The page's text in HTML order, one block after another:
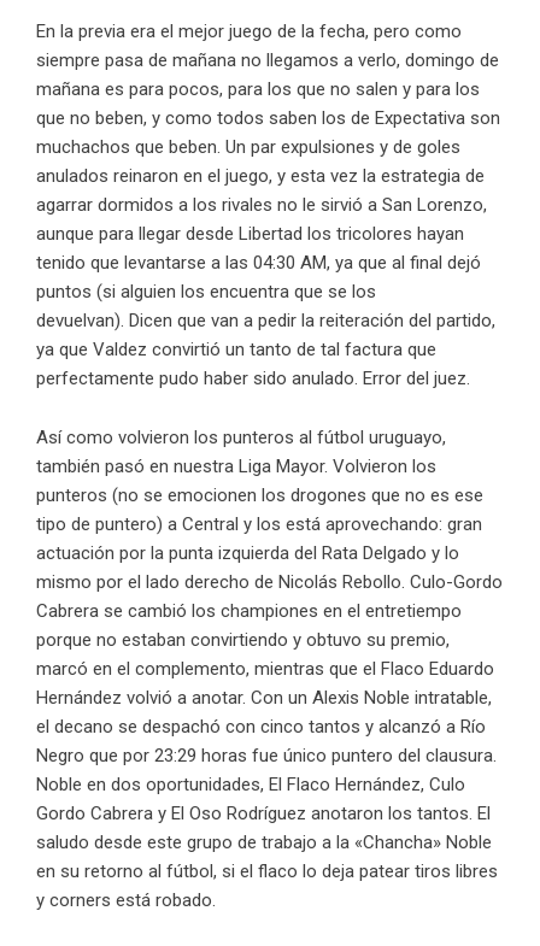
En la previa era el mejor juego de la fecha, pero como
siempre pasa de mañana no llegamos a verlo, domingo de
mañana es para pocos, para los que no salen y para los
que no beben, y como todos saben los de Expectativa son
muchachos que beben. Un par expulsiones y de goles
anulados reinaron en el juego, y esta vez la estrategia de
agarrar dormidos a los rivales no le sirvió a San Lorenzo,
aunque para llegar desde Libertad los tricolores hayan
tenido que levantarse a las 04:30 AM, ya que al final dejó
puntos (si alguien los encuentra que se los
devuelvan). Dicen que van a pedir la reiteración del partido,
ya que Valdez convirtió un tanto de tal factura que
perfectamente pudo haber sido anulado. Error del juez.
Así como volvieron los punteros al fútbol uruguayo,
también pasó en nuestra Liga Mayor. Volvieron los
punteros (no se emocionen los drogones que no es ese
tipo de puntero) a Central y los está aprovechando: gran
actuación por la punta izquierda del Rata Delgado y lo
mismo por el lado derecho de Nicolás Rebollo. Culo-Gordo
Cabrera se cambió los championes en el entretiempo
porque no estaban convirtiendo y obtuvo su premio,
marcó en el complemento, mientras que el Flaco Eduardo
Hernández volvió a anotar. Con un Alexis Noble intratable,
el decano se despachó con cinco tantos y alcanzó a Río
Negro que por 23:29 horas fue único puntero del clausura.
Noble en dos oportunidades, El Flaco Hernández, Culo
Gordo Cabrera y El Oso Rodríguez anotaron los tantos. El
saludo desde este grupo de trabajo a la «Chancha» Noble
en su retorno al fútbol, si el flaco lo deja patear tiros libres
y corners está robado.